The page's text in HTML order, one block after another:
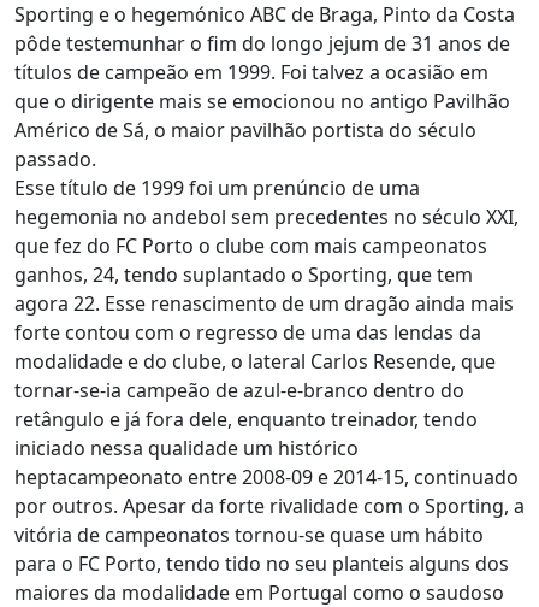
Sporting e o hegemónico ABC de Braga, Pinto da Costa
pôde testemunhar o fim do longo jejum de 31 anos de
títulos de campeão em 1999. Foi talvez a ocasião em
que o dirigente mais se emocionou no antigo Pavilhão
Américo de Sá, o maior pavilhão portista do século
passado.
Esse título de 1999 foi um prenúncio de uma
hegemonia no andebol sem precedentes no século XXI,
que fez do FC Porto o clube com mais campeonatos
ganhos, 24, tendo suplantado o Sporting, que tem
agora 22. Esse renascimento de um dragão ainda mais
forte contou com o regresso de uma das lendas da
modalidade e do clube, o lateral Carlos Resende, que
tornar-se-ia campeão de azul-e-branco dentro do
retângulo e já fora dele, enquanto treinador, tendo
iniciado nessa qualidade um histórico
heptacampeonato entre 2008-09 e 2014-15, continuado
por outros. Apesar da forte rivalidade com o Sporting, a
vitória de campeonatos tornou-se quase um hábito
para o FC Porto, tendo tido no seu planteis alguns dos
maiores da modalidade em Portugal como o saudoso